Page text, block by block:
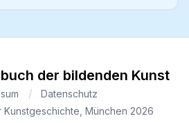
der bildenden Kunst
Datenschutz
München 2026